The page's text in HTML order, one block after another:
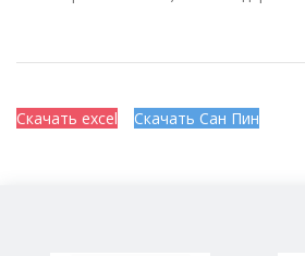
Скачать excel Скачать Сан Пин